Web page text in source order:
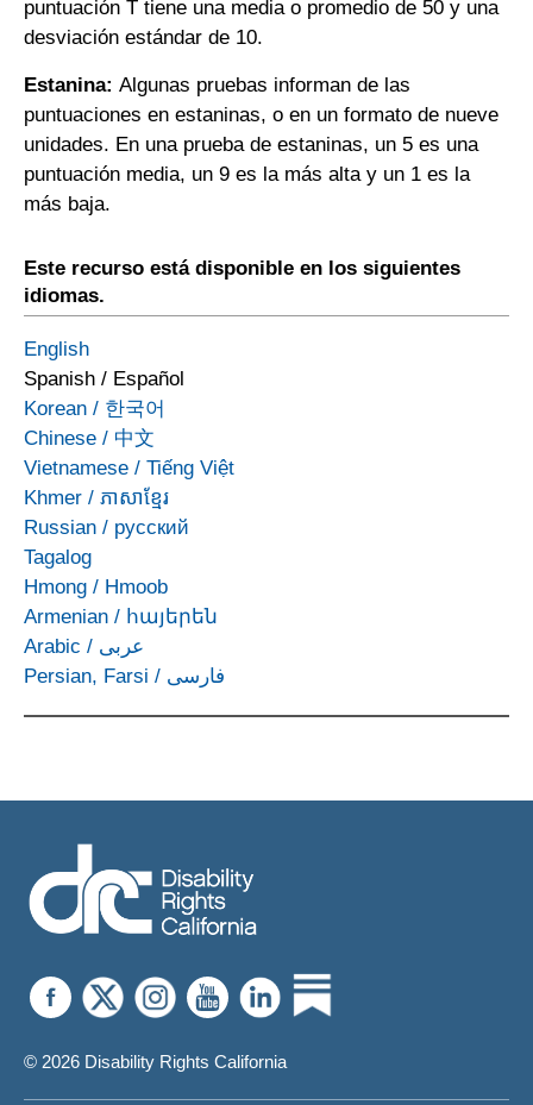
puntuación T tiene una media o promedio de 50 y una
desviación estándar de 10.
Estanina: Algunas pruebas informan de las
puntuaciones en estaninas, o en un formato de nueve
unidades. En una prueba de estaninas, un 5 es una
puntuación media, un 9 es la más alta y un 1 es la
más baja.
Este recurso está disponible en los siguientes
idiomas.
English
Spanish / Español
Korean / 한국어
Chinese / 中文
Vietnamese / Tiếng Việt
Khmer / ភាសាខ្មែរ
Russian / русский
Tagalog
Hmong / Hmoob
Armenian / հայերեն
Arabic / عربى
Persian, Farsi / فارسی
© 2026 Disability Rights California